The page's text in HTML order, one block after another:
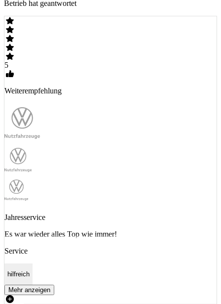
Betrieb hat geantwortet
5
Weiterempfehlung
Jahresservice
Es war wieder alles Top wie immer!
Service
hilfreich
Mehr anzeigen